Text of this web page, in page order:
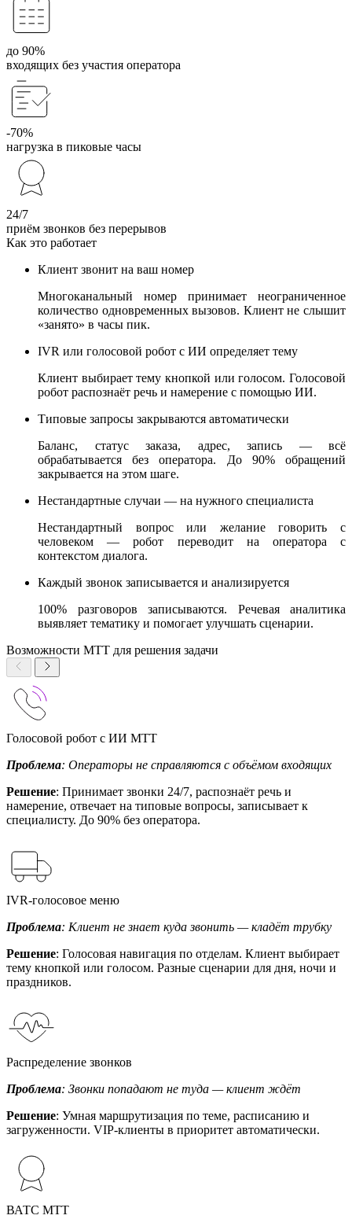
до 90%
входящих без участия оператора
-70%
нагрузка в пиковые часы
24/7
приём звонков без перерывов
Как это работает
Клиент звонит на ваш номер
Многоканальный номер принимает неограниченное
количество одновременных вызовов. Клиент не слышит
«занято» в часы пик.
IVR или голосовой робот с ИИ определяет тему
Клиент выбирает тему кнопкой или голосом. Голосовой
робот распознаёт речь и намерение с помощью ИИ.
Типовые запросы закрываются автоматически
Баланс, статус заказа, адрес, запись — всё
обрабатывается без оператора. До 90% обращений
закрывается на этом шаге.
Нестандартные случаи — на нужного специалиста
Нестандартный вопрос или желание говорить с
человеком — робот переводит на оператора с
контекстом диалога.
Каждый звонок записывается и анализируется
100% разговоров записываются. Речевая аналитика
выявляет тематику и помогает улучшать сценарии.
Возможности МТТ для решения задачи
Голосовой робот с ИИ МТТ
Проблема: Операторы не справляются с объёмом входящих
Решение: Принимает звонки 24/7, распознаёт речь и
намерение, отвечает на типовые вопросы, записывает к
специалисту. До 90% без оператора.
IVR-голосовое меню
Проблема: Клиент не знает куда звонить — кладёт трубку
Решение: Голосовая навигация по отделам. Клиент выбирает
тему кнопкой или голосом. Разные сценарии для дня, ночи и
праздников.
Распределение звонков
Проблема: Звонки попадают не туда — клиент ждёт
Решение: Умная маршрутизация по теме, расписанию и
загруженности. VIP-клиенты в приоритет автоматически.
ВАТС МТТ